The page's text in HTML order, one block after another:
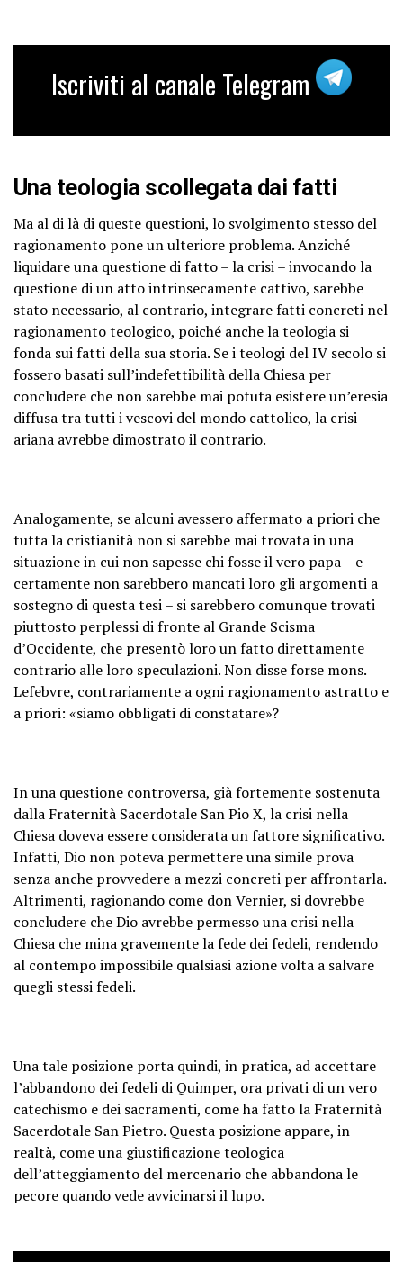
Iscriviti al canale Telegram
Una teologia scollegata dai fatti
Ma al di là di queste questioni, lo svolgimento stesso del
ragionamento pone un ulteriore problema. Anziché
liquidare una questione di fatto – la crisi – invocando la
questione di un atto intrinsecamente cattivo, sarebbe
stato necessario, al contrario, integrare fatti concreti nel
ragionamento teologico, poiché anche la teologia si
fonda sui fatti della sua storia. Se i teologi del IV secolo si
fossero basati sull’indefettibilità della Chiesa per
concludere che non sarebbe mai potuta esistere un’eresia
diffusa tra tutti i vescovi del mondo cattolico, la crisi
ariana avrebbe dimostrato il contrario.
Analogamente, se alcuni avessero affermato a priori che
tutta la cristianità non si sarebbe mai trovata in una
situazione in cui non sapesse chi fosse il vero papa – e
certamente non sarebbero mancati loro gli argomenti a
sostegno di questa tesi – si sarebbero comunque trovati
piuttosto perplessi di fronte al Grande Scisma
d’Occidente, che presentò loro un fatto direttamente
contrario alle loro speculazioni. Non disse forse mons.
Lefebvre, contrariamente a ogni ragionamento astratto e
a priori: «siamo obbligati di constatare»?
In una questione controversa, già fortemente sostenuta
dalla Fraternità Sacerdotale San Pio X, la crisi nella
Chiesa doveva essere considerata un fattore significativo.
Infatti, Dio non poteva permettere una simile prova
senza anche provvedere a mezzi concreti per affrontarla.
Altrimenti, ragionando come don Vernier, si dovrebbe
concludere che Dio avrebbe permesso una crisi nella
Chiesa che mina gravemente la fede dei fedeli, rendendo
al contempo impossibile qualsiasi azione volta a salvare
quegli stessi fedeli.
Una tale posizione porta quindi, in pratica, ad accettare
l’abbandono dei fedeli di Quimper, ora privati ​​di un vero
catechismo e dei sacramenti, come ha fatto la Fraternità
Sacerdotale San Pietro. Questa posizione appare, in
realtà, come una giustificazione teologica
dell’atteggiamento del mercenario che abbandona le
pecore quando vede avvicinarsi il lupo.